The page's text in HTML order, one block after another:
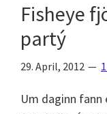
Fisheye
partý
29. April, 2012
Um daginn